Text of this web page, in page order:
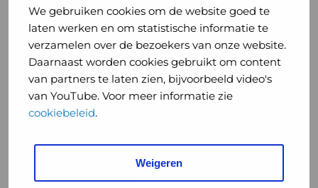
We gebruiken cookies om de website goed te
laten werken en om statistische informatie te
verzamelen over de bezoekers van onze website.
Daarnaast worden cookies gebruikt om content
van partners te laten zien, bijvoorbeeld video's
van YouTube. Voor meer informatie zie
cookiebeleid.
Weigeren
of
GGD
GHOR
Nederland
of
GGD
GHOR
Nederland
GGD Reizen op social media
GGD Reizen
GGD Reisvaccinaties